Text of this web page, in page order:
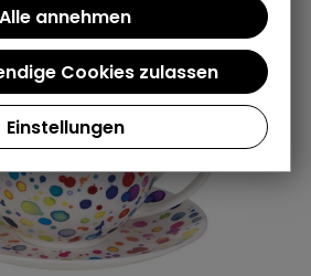
Einstellungen